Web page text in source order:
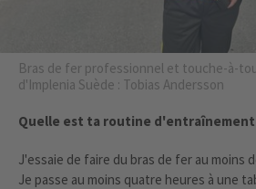
Bras de fer professionnel et touche-à-
d'Implenia Suède : Tobias Andersson
Quelle est ta routine d'entraînement
J'essaie de faire du bras de fer au moins
Je passe au moins quatre heures à une